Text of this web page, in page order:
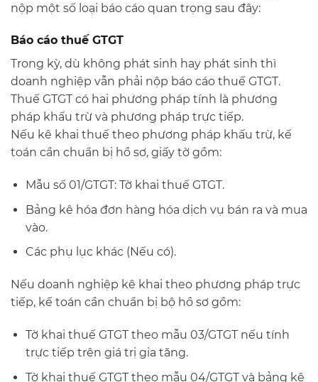
nộp một số loại báo cáo quan trọng sau đây:
Báo cáo thuế GTGT
Trong kỳ, dù không phát sinh hay phát sinh thì
doanh nghiệp vẫn phải nộp báo cáo thuế GTGT.
Thuế GTGT có hai phương pháp tính là phương
pháp khấu trừ và phương pháp trực tiếp.
Nếu kê khai thuế theo phương pháp khấu trừ, kế
toán cần chuẩn bị hồ sơ, giấy tờ gồm:
Mẫu số 01/GTGT: Tờ khai thuế GTGT.
Bảng kê hóa đơn hàng hóa dịch vụ bán ra và mua
vào.
Các phụ lục khác (Nếu có).
Nếu doanh nghiệp kê khai theo phương pháp trực
tiếp, kế toán cần chuẩn bị bộ hồ sơ gồm:
Tờ khai thuế GTGT theo mẫu 03/GTGT nếu tính
trực tiếp trên giá trị gia tăng.
Tờ khai thuế GTGT theo mẫu 04/GTGT và bảng kê